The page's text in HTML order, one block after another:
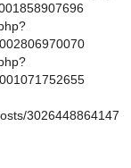
3026448864147